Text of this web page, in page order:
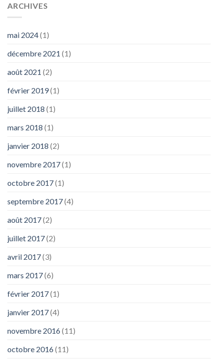
ARCHIVES
mai 2024(1)
décembre 2021 (1)
août 2021 (2)
février 2019(1)
juillet 2018 (1)
mars 2018 (1)
janvier 2018 (2)
novembre 2017(1)
octobre 2017(1)
septembre 2017(4)
août 2017(2)
juillet 2017(2)
avril 2017(3)
mars 2017(6)
février 2017(1)
janvier 2017(4)
novembre 2016(11)
octobre 2016(11)